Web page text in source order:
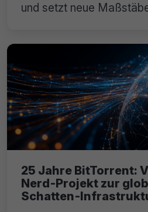
und setzt neue
25 Jahre BitTorrent:
Nerd‑Projekt zur